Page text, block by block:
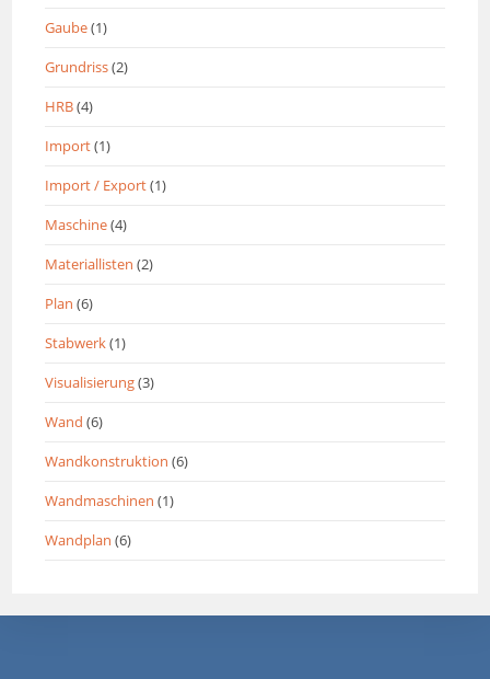
Gaube(1)
Grundriss(2)
HRB(4)
Import(1)
Import / Export(1)
Maschine(4)
Materiallisten (2)
Plan (6)
Stabwerk(1)
Visualisierung(3)
Wand (6)
Wandkonstruktion (6)
Wandmaschinen (1)
Wandplan (6)